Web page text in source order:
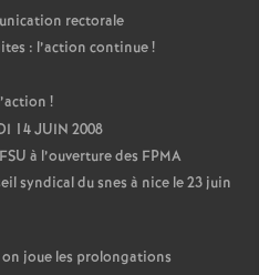
rectorale
: l’action continue!
!
14 JUIN 2008
à l’ouverture des FPMA
syndical du snes à nice le 23 juin
joue les prolongations